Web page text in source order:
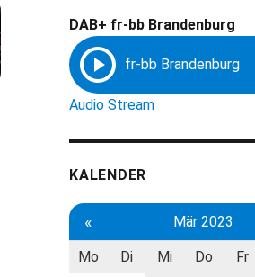
DAB+ fr-bb Brandenburg
Audio Stream
KALENDER
« Mär 2023
Mo Di Mi Do Fr